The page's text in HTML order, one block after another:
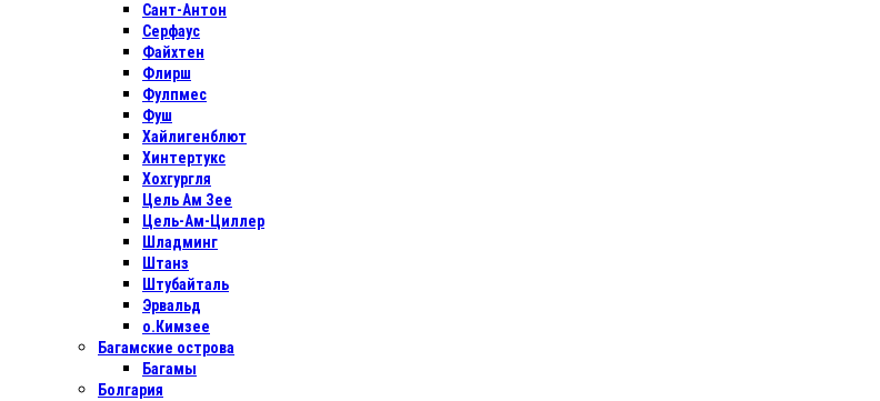
Сант-Антон
Серфаус
Файхтен
Флирш
Фулпмес
Фуш
Хайлигенблют
Хинтертукс
Хохгургля
Цель Ам Зее
Цель-Ам-Циллер
Шладминг
Штанз
Штубайталь
Эрвальд
о.Кимзее
Багамские острова
Багамы
Болгария